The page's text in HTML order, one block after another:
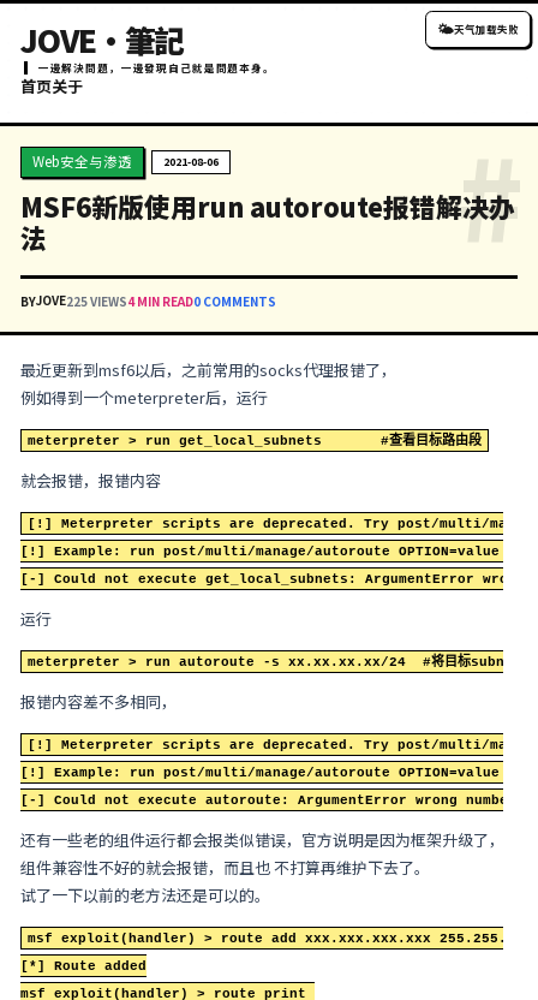
JOVE・筆記
一邊解決問題，一邊發現自己就是問題本身。
首页关于
Web安全与渗透 2021-08-06
MSF6新版使用run autoroute
法
最近更新到msf6以后，之前常用的socks代理报错了
例如得到一个meterpreter后，运行
meterpreter > run get_local_subnets       #查
就会报错，报错内容
[!] Example: run post/multi/manage/
[-] Could not execute get_local_subnets:
运行
报错内容差不多相同，